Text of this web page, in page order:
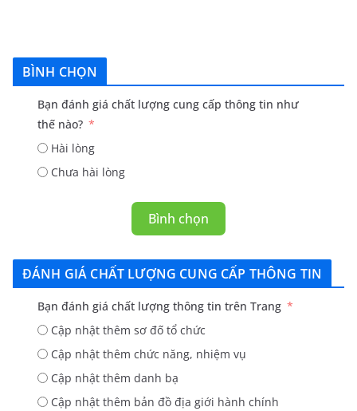
BÌNH CHỌN
Bạn đánh giá chất lượng cung cấp thông tin như
thế nào?
Hài lòng
Chưa hài lòng
Bình chọn
ĐÁNH GIÁ CHẤT LƯỢNG CUNG CẤP THÔNG TIN
Bạn đánh giá chất lượng thông tin trên Trang
Cập nhật thêm sơ đố tổ chức
Cập nhật thêm chức năng, nhiệm vụ
Cập nhật thêm danh bạ
Cập nhật thêm bản đồ địa giới hành chính